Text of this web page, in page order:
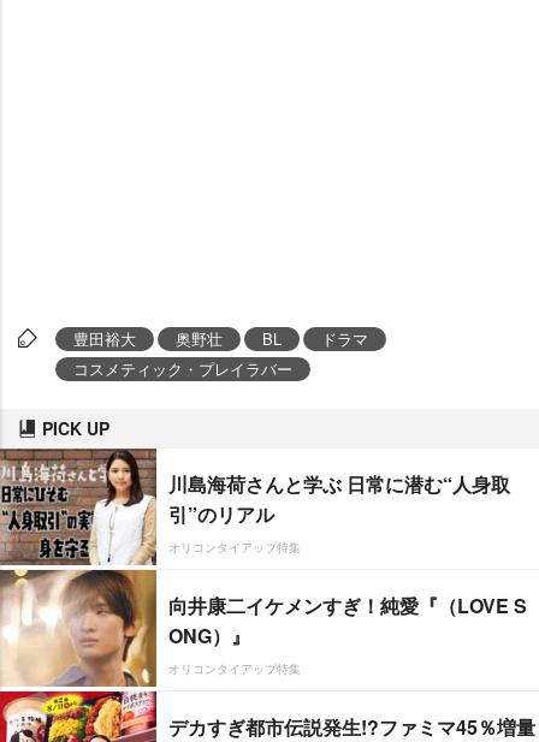
豊田裕大 奥野壮 BL
ドラマ
コスメティック・プレイラバー
PICK UP
川島海荷さんと学ぶ 日常に潜む“人身取
引”のリアル
オリコンタイアップ特集
向井康二イケメンすぎ！純愛『（LOVE S
ONG）』
オリコンタイアップ特集
デカすぎ都市伝説発生!?ファミマ45％増量